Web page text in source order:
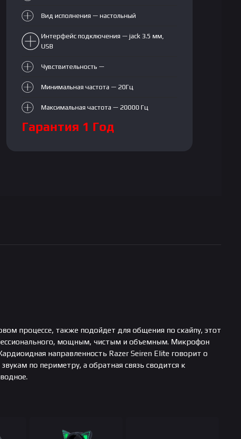
Вид исполнения — настольный
Интерфейс подключения — jack 3.5 мм,
USB
Чувствительность —
Минимальная частота — 20Гц
Максимальная частота — 20000 Гц
Гарантия 1 Год
процессе, также подойдет для общения по скайпу, этот
мощным, чистым и объемным. Микрофон
направленность Razer Seiren Elite говорит о
по периметру, а обратная связь сводится к